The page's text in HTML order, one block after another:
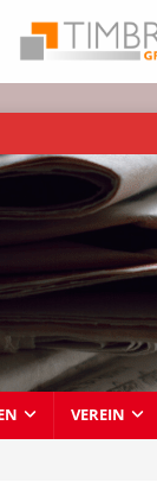
VEREIN